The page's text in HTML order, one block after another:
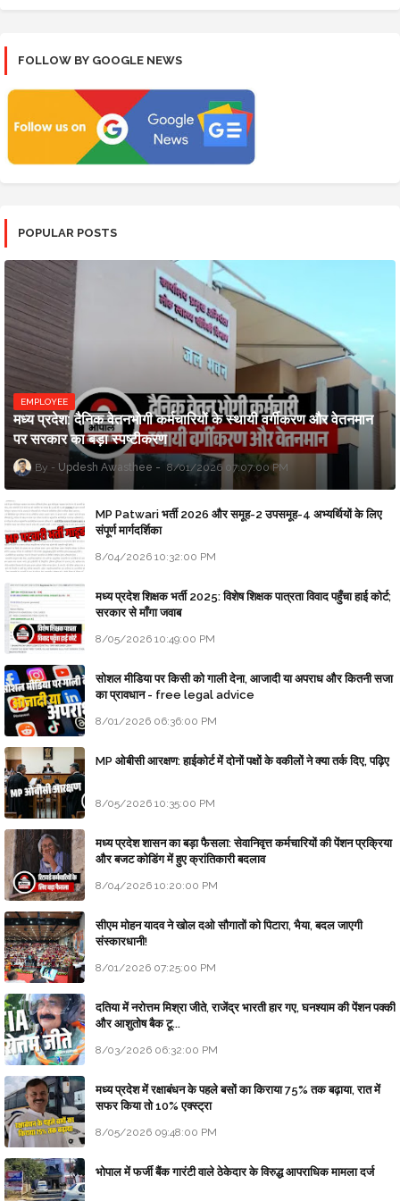
FOLLOW BY GOOGLE NEWS
POPULAR POSTS
EMPLOYEE
मध्य प्रदेश: दैनिक वेतनभोगी कर्मचारियों के स्थायी वर्गीकरण और वेतनमान
पर सरकार का बड़ा स्पष्टीकरण
Updesh Awasthee 8/01/2026 07:07:00 PM
MP Patwari भर्ती 2026 और समूह-2 उपसमूह-4 अभ्यर्थियों के लिए
संपूर्ण मार्गदर्शिका
8/04/2026 10:32:00 PM
मध्य प्रदेश शिक्षक भर्ती 2025: विशेष शिक्षक पात्रता विवाद पहुँचा हाई कोर्ट;
सरकार से माँगा जवाब
8/05/2026 10:49:00 PM
सोशल मीडिया पर किसी को गाली देना, आजादी या अपराध और कितनी सजा
का प्रावधान - free legal advice
8/01/2026 06:36:00 PM
MP ओबीसी आरक्षण: हाईकोर्ट में दोनों पक्षों के वकीलों ने क्या तर्क दिए, पढ़िए
8/05/2026 10:35:00 PM
मध्य प्रदेश शासन का बड़ा फैसला: सेवानिवृत्त कर्मचारियों की पेंशन प्रक्रिया
और बजट कोडिंग में हुए क्रांतिकारी बदलाव
8/04/2026 10:20:00 PM
सीएम मोहन यादव ने खोल दओ सौगातों को पिटारा, भैया, बदल जाएगी
संस्कारधानी!
8/01/2026 07:25:00 PM
दतिया में नरोत्तम मिश्रा जीते, राजेंद्र भारती हार गए, घनश्याम की पेंशन पक्की
और आशुतोष बैक टू...
8/03/2026 06:32:00 PM
मध्य प्रदेश में रक्षाबंधन के पहले बसों का किराया 75% तक बढ़ाया, रात में
सफर किया तो 10% एक्स्ट्रा
8/05/2026 09:48:00 PM
भोपाल में फर्जी बैंक गारंटी वाले ठेकेदार के विरुद्ध आपराधिक मामला दर्ज